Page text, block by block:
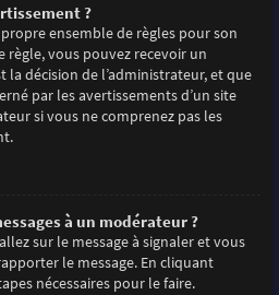
?
ensemble de règles pour son
règle, vous pouvez recevoir un
la décision de l’administrateur, et que
par les avertissements d’un site
si vous ne comprenez pas les
à un modérateur ?
sur le message à signaler et vous
le message. En cliquant
nécessaires pour le faire.